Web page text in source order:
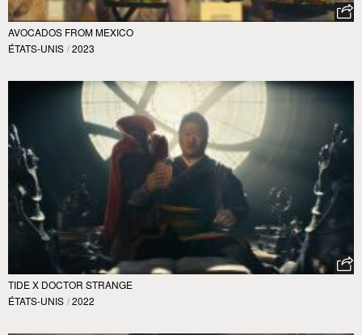
AVOCADOS FROM MEXICO
ÉTATS-UNIS / 2023
TIDE X DOCTOR STRANGE
ÉTATS-UNIS / 2022